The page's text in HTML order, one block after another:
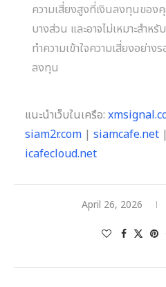
ความเสี่ยงสูงที่เงินลงทุนขอ
บางส่วน และอาจไม่เหมาะสำ
ทำความเข้าใจความเสี่ยงอย่า
ลงทุน
แนะนำเว็บในเครือ:
siam2r.com | siamcafe.net |
icafecloud.net
April 26, 2026